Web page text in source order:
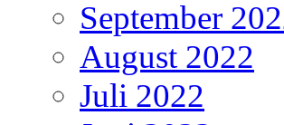
September
August 2022
Juli 2022